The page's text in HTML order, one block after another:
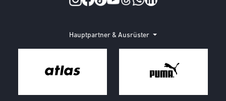
Hauptpartner & Ausrüster